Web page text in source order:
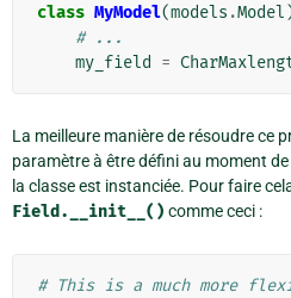
class MyModel(models .Model
# ...
my_field =
La meilleure manière de résoudre ce
paramètre à être défini au moment de
la classe est instanciée. Pour faire
Field.__init__() comme ceci :
# This is a much more